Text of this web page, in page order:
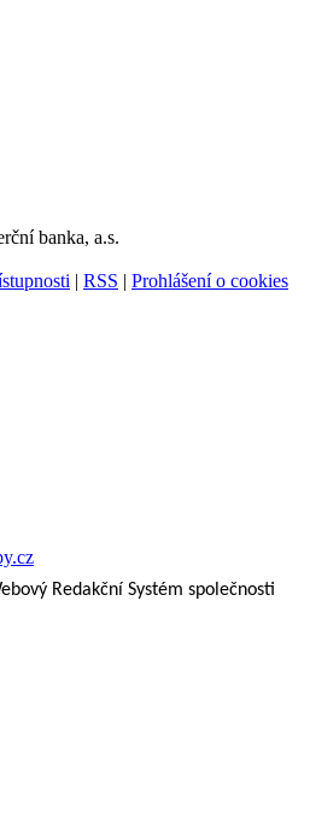
banka, a.s.
| RSS | Prohlášení o cookies
Redakční Systém společnosti